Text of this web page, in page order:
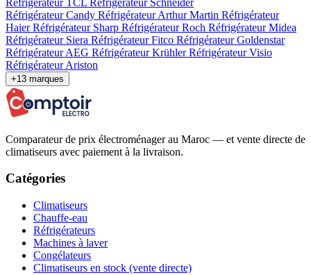
Réfrigérateur Candy Réfrigérateur Arthur Martin Réfrigérateur
HaierRéfrigérateur Sharp Réfrigérateur Roch Réfrigérateur Midea
Réfrigérateur Siera Réfrigérateur Fitco Réfrigérateur Goldenstar
Réfrigérateur AEG Réfrigérateur KrühlerRéfrigérateur Visio
Réfrigérateur Ariston
+13 marques
Comparateur de prix électroménager au Maroc — et vente directe de
climatiseurs avec paiement à la livraison.
Catégories
Climatiseurs
Chauffe-eau
Réfrigérateurs
Machines à laver
Congélateurs
Climatiseurs en stock (vente directe)